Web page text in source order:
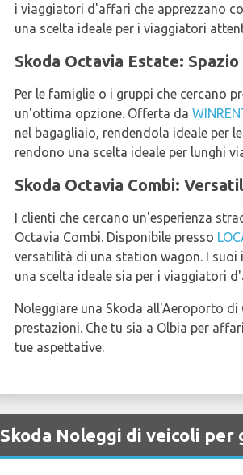
i viaggiatori d'affari che apprezzano
una scelta ideale per i viaggiatori
Skoda Octavia Estate:
Per le famiglie o i gruppi che cercano
un'ottima opzione. Offerta da
nel bagagliaio, rendendola ideale per
rendono una scelta ideale per lunghi
Skoda Octavia Combi:
I clienti che cercano un'esperienza
Octavia Combi. Disponibile presso
versatilità di una station wagon. I
una scelta ideale sia per i viaggiatori
Noleggiare una Skoda all'Aeroporto
prestazioni. Che tu sia a Olbia per
tue aspettative.
Skoda Noleggi di veicoli